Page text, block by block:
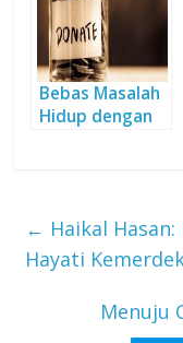
Bebas Masalah
Hidup dengan
← Haikal
Hayati
Menuju